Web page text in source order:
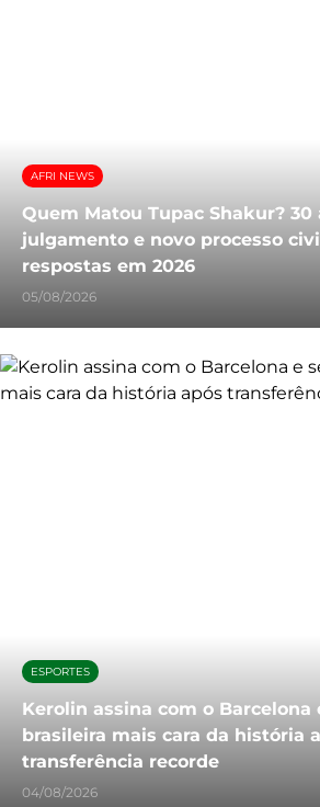
AFRI NEWS
Quem Matou Tupac Shakur? 30
julgamento e novo processo
respostas em 2026
05/08/2026
ESPORTES
Kerolin assina com o Barcelona
brasileira mais cara da história
transferência recorde
04/08/2026